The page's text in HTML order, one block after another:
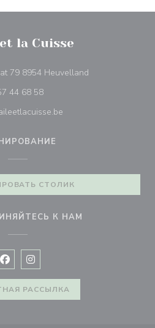
la Cuisse
79 8954 Heuvelland((открывается
44 68 58
СТОЛИК
К НАМ
Facebook ((открывается в новом
Instagram ((открывается в
РАССЫЛКА